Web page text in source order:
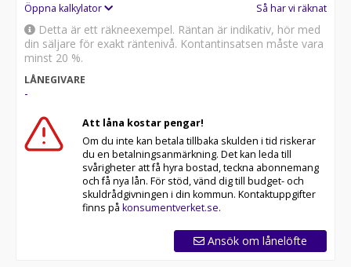
Öppna kalkylator Så har vi räknat
Detta är ett räkneexempel. Räntan är indikativ, hör med
din säljare för exakt räntenivå. Kontantinsatsen måste vara
minst 20 %.
LÅNEGIVARE
-
Att låna kostar pengar!
Om du inte kan betala tillbaka skulden i tid riskerar
du en betalningsanmärkning. Det kan leda till
svårigheter att få hyra bostad, teckna abonnemang
och få nya lån. För stöd, vänd dig till budget- och
skuldrådgivningen i din kommun. Kontaktuppgifter
finns på konsumentverket.se.
Ansök om lånelöfte